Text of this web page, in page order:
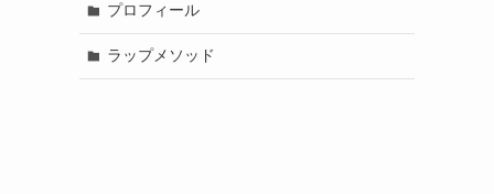
プロフィール
ラップメソッド